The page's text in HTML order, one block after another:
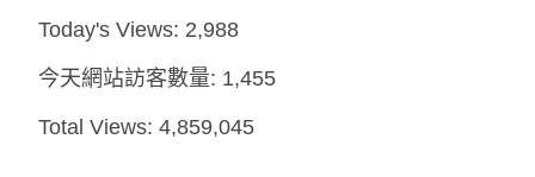
Today's Views: 2,988
今天網站訪客數量: 1,455
Total Views:4,859,045